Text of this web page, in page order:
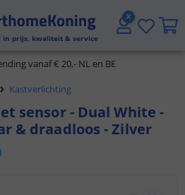
in prijs, kwaliteit & service
2 jaar garantie
vanaf € 20,- NL en BE
9.1
besteld,morgen in huis
Kastverlichting
sensor - Dual White -
& draadloos - Zilver
)